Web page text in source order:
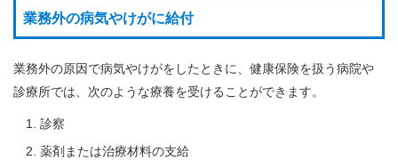
各
種
手
き
請
一
業務外の病気やけがに給付
業務外の原因で病気やけがをしたときに、健康保険を扱う病院や
診療所では、次のような療養を受けることができます。
診察
薬剤または治療材料の支給